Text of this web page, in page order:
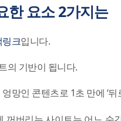
한 요소 2가지는
링크입니다.
의 기반이 됩니다.
망인 콘텐츠로 1초 만에 ‘